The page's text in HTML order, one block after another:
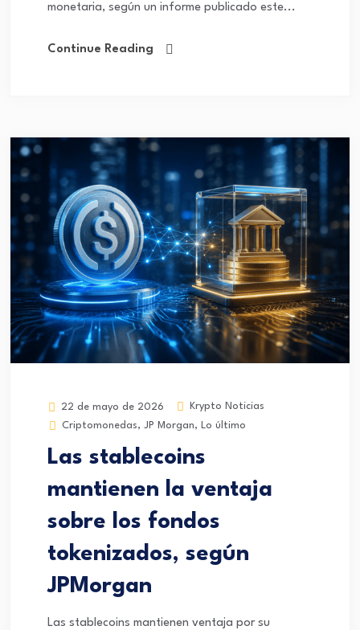
monetaria, según un informe publicado este...
Continue Reading
22 de mayo de 2026
Krypto Noticias
Criptomonedas, JP Morgan, Lo último
Las stablecoins
mantienen la ventaja
sobre los fondos
tokenizados, según
JPMorgan
Las stablecoins mantienen ventaja por su